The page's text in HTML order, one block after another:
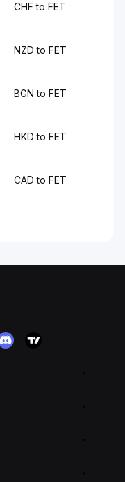
CHF to FET
NZD to FET
BGN to FET
HKD to FET
CAD to FET